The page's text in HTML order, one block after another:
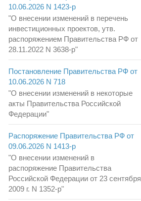
10.06.2026 N 1423-р
"О внесении изменений в перечень
инвестиционных проектов, утв.
распоряжением Правительства РФ от
28.11.2022 N 3638-р"
Постановление Правительства РФ от
10.06.2026 N 718
"О внесении изменений в некоторые
акты Правительства Российской
Федерации"
Распоряжение Правительства РФ от
09.06.2026 N 1413-р
"О внесении изменений в
распоряжение Правительства
Российской Федерации от 23 сентября
2009 г. N 1352-р"